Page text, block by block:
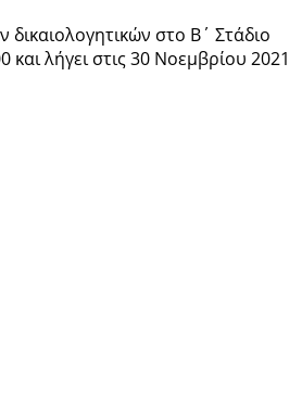
στο Β΄ Στάδιο
λήγει στις 30 Νοεμβρίου 2021